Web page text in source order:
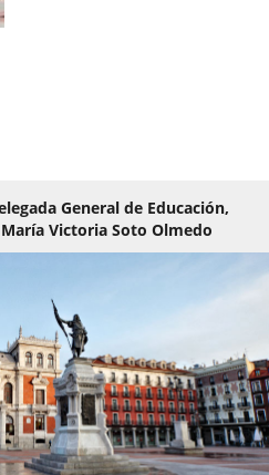
General de Educación,
Victoria Soto Olmedo